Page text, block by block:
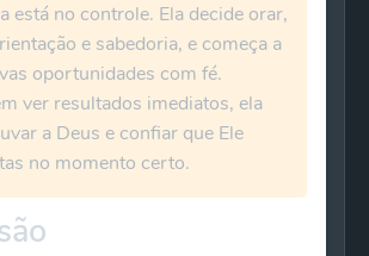
está no controle. Ela decide orar,
e sabedoria, e começa a
oportunidades com fé.
ver resultados imediatos, ela
a Deus e confiar que Ele
no momento certo.